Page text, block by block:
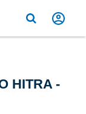
HITRA -